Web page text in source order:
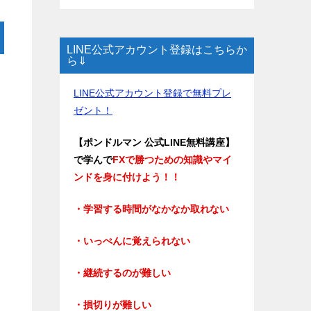
LINE公式アカウント登録はこちらか
ら⇓
LINE公式アカウント登録で無料プレ
ゼント！
【ポンドルマン 公式LINE無料講座】
で学んでFXで勝つための知識やマイ
ンドを身に付けよう！！
・学習する時間がなかなか取れない
・いっぺんに覚えられない
・継続するのが難しい
・損切りが難しい